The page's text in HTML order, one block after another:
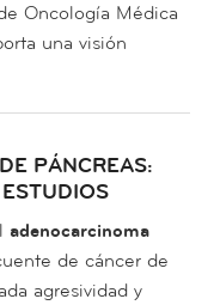
Oncología Médica
una visión
PÁNCREAS:
adenocarcinoma
de cáncer de
agresividad y